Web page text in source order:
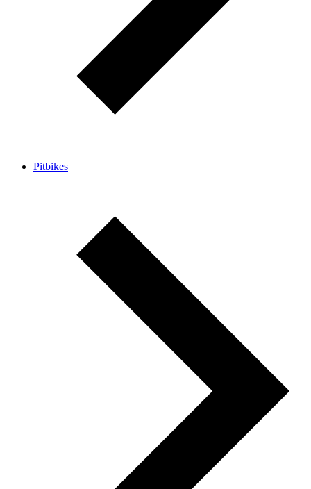
Pitbikes